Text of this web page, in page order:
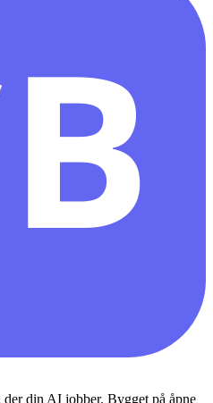
din AI jobber. Bygget på åpne